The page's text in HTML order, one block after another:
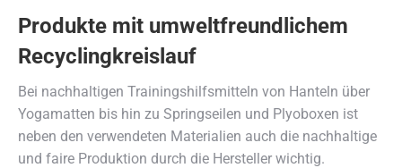
Produkte mit umweltfreundlichem
Recyclingkreislauf
Bei nachhaltigen Trainingshilfsmitteln von Hanteln über
Yogamatten bis hin zu Springseilen und Plyoboxen ist
neben den verwendeten Materialien auch die nachhaltige
und faire Produktion durch die Hersteller wichtig.